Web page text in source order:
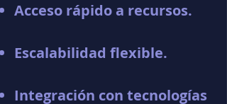
Acceso rápido a recursos.
Escalabilidad flexible.
Integración con tecnologías